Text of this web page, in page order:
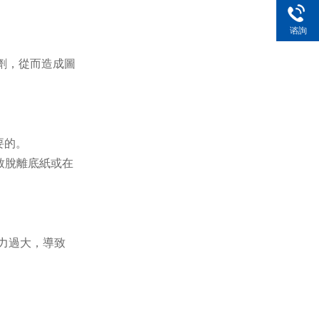
，從而造成圖
。
離底紙或在
過大，導致
谘詢
（xún）電